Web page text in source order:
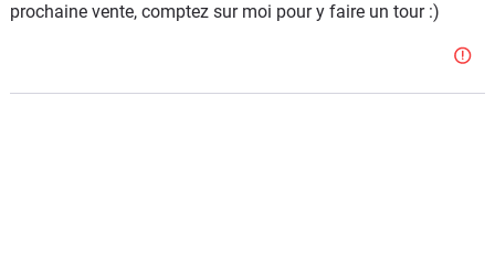
prochaine vente, comptez sur moi pour y faire un tour :)